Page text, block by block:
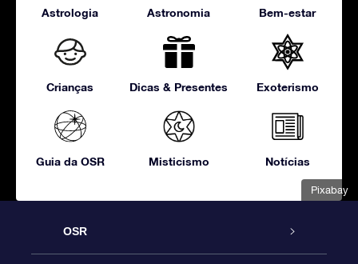
Pixabay
Astrologia Astronomia Bem-estar
Crianças Dicas & Presentes Exoterismo
Guia da OSR Misticismo Notícias
OSR